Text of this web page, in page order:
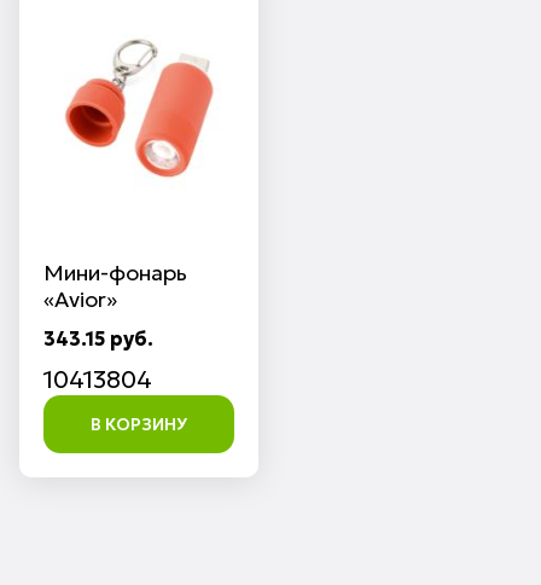
Мини-фонарь
«Avior»
343.15 руб.
10413804
В КОРЗИНУ